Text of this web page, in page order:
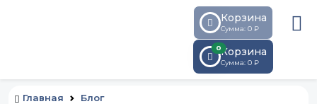
Корзина
Сумма: 0 ₽
0Корзина
Сумма: 0 ₽
Главная
Блог